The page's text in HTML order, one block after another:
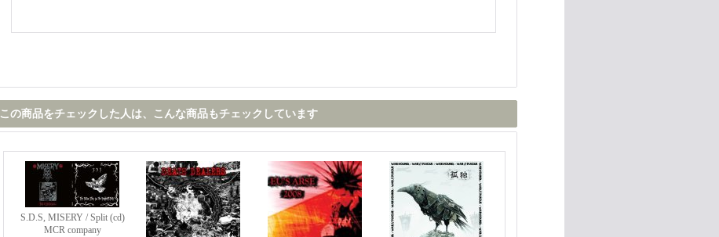
この商品をチェックした人は、こんな商品もチェックしています
S.D.S, MISERY / Split (cd)
MCR company